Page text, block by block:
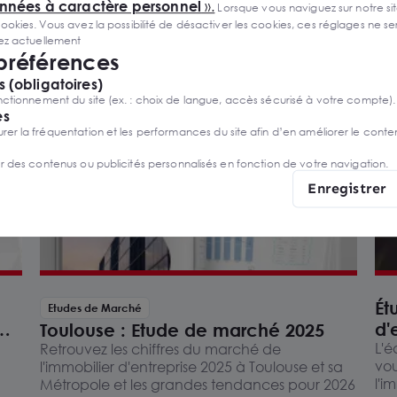
Etudes de Marché
Toulouse : Etude de marché 2025
Retrouvez les chiffres du marché de
l'immobilier d'entreprise 2025 à Toulouse et sa
Métropole et les grandes tendances pour 2026
à caractère personnel ». Lorsque vous naviguez sur notre
Vous avez la possibilité de désactiver les cookies, ces réglages ne
actuellement
(obligatoires)
du site (ex. : choix de langue, accès sécurisé à votre compte).
la fréquentation et les performances du site afin d’en améliorer le
des contenus ou publicités personnalisés en fonction de votre navigation.
Enregistrer